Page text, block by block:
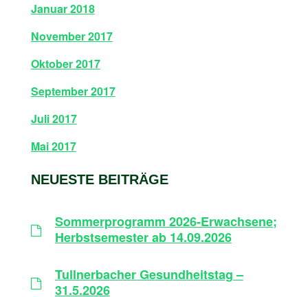
Januar 2018
November 2017
Oktober 2017
September 2017
Juli 2017
Mai 2017
NEUESTE BEITRÄGE
Sommerprogramm 2026-Erwachsene;
Herbstsemester ab 14.09.2026
Tullnerbacher Gesundheitstag –
31.5.2026